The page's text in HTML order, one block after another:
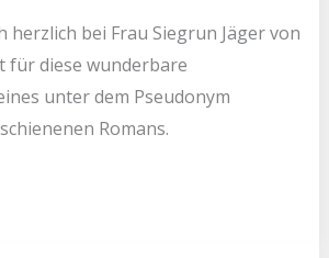
herzlich bei Frau Siegrun Jäger von
für diese wunderbare
unter dem Pseudonym
Romans.